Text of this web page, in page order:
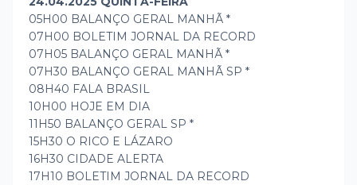
05H00 BALANÇO GERAL MANHÃ *
07H00 BOLETIM JORNAL DA RECORD
07H05 BALANÇO GERAL MANHÃ *
07H30 BALANÇO GERAL MANHÃ SP *
08H40 FALA BRASIL
10H00 HOJE EM DIA
11H50 BALANÇO GERAL SP *
15H30 O RICO E LÁZARO
16H30 CIDADE ALERTA
17H10 BOLETIM JORNAL DA RECORD